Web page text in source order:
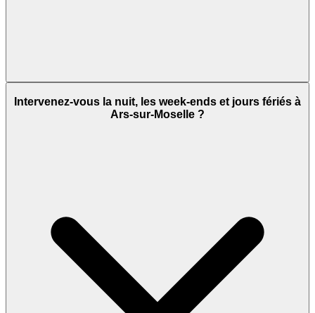
Intervenez-vous la nuit, les week-ends et jours fériés à
Ars-sur-Moselle ?